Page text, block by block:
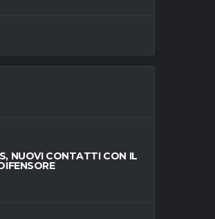
NUOVI CONTATTI CON IL